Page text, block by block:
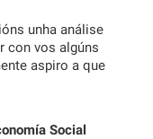
unha análise
con vos algúns
aspiro a que
Social